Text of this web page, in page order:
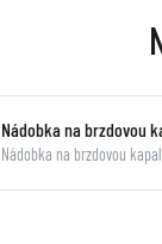
Nádobka na brzdovou
Nádobka na brzdovou